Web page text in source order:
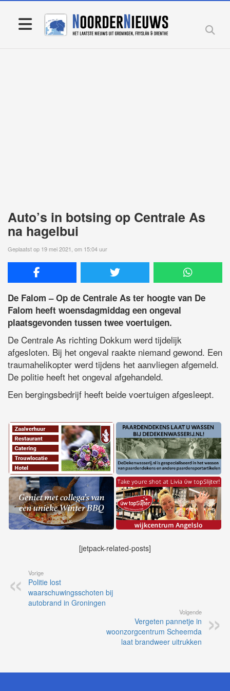
Auto’s in botsing op Centrale As
na hagelbui
Geplaatst op 19 mei 2021, om 15:04 uur
De Falom – Op de Centrale As ter hoogte van De
Falom heeft woensdagmiddag een ongeval
plaatsgevonden tussen twee voertuigen.
De Centrale As richting Dokkum werd tijdelijk
afgesloten. Bij het ongeval raakte niemand gewond. Een
traumahelikopter werd tijdens het aanvliegen afgemeld.
De politie heeft het ongeval afgehandeld.
Een bergingsbedrijf heeft beide voertuigen afgesleept.
[jetpack-related-posts]
Vorige
Politie lost
waarschuwingsschoten bij
autobrand in Groningen
Volgende
Vergeten pannetje in
woonzorgcentrum Scheemda
laat brandweer uitrukken